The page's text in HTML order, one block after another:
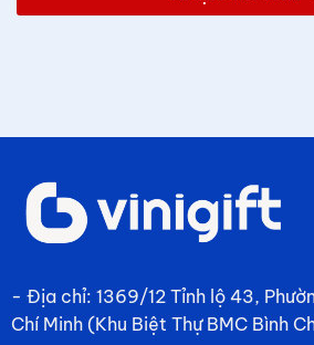
- Địa chỉ: 1369/12 Tỉnh lộ 43,
Chí Minh (Khu Biệt Thự BMC Bình